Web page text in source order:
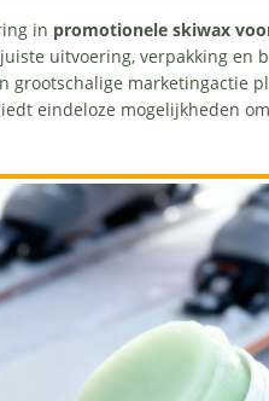
in promotionele skiwax
uitvoering, verpakking en
grootschalige marketingactie
eindeloze mogelijkheden